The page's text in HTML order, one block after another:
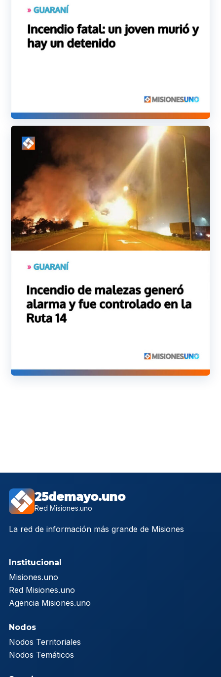
25demayo.uno
Red Misiones.uno
La red de información más grande de Misiones
Institucional
Misiones.uno
Red Misiones.uno
Agencia Misiones.uno
Nodos
Nodos Territoriales
Nodos Temáticos